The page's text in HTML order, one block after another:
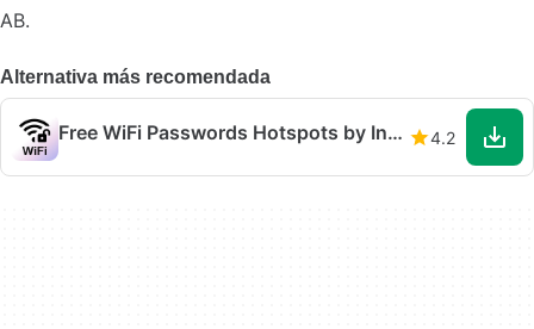
AB.
Alternativa más recomendada
Free WiFi Passwords Hotspots by Instabridge 4.2